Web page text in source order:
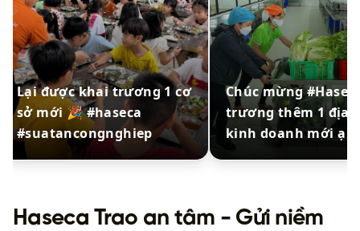
Chúc mừng #Haseca khai
trương thêm 1 địa điểm
kinh doanh mới ạ 🎉
#Haseca mỗi ngày
hàng ngàn suất ăn
tay các khách hàng
mọi miền Tổ quốc ạ
Haseca Trao an tâm - Gửi niềm